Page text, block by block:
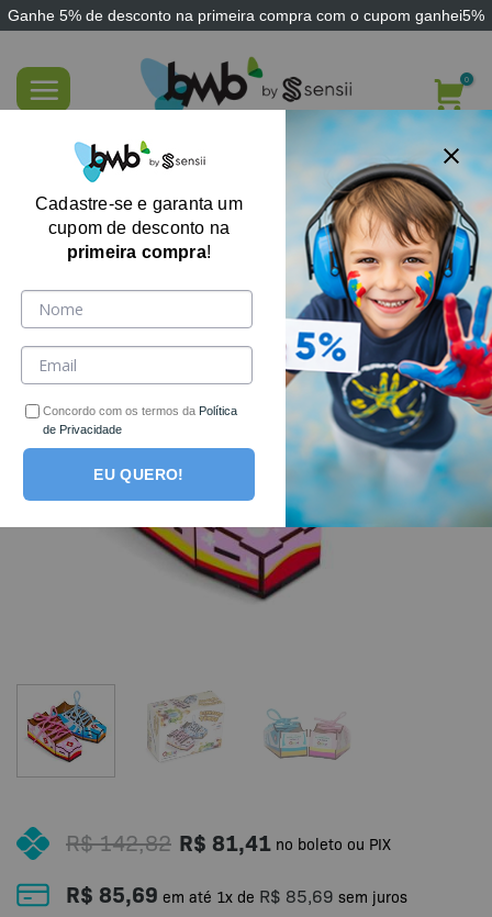
Ganhe 5% de desconto na primeira compra com o cupom ganhei5%
content
Alinhavos Tênis – Brinquedo Educativo
R$142,82 R$ 81,41 no boleto ou PIX
R$ 85,69 em até 1x de R$ 85,69 sem juros
Cadastre-se e garanta um
cupom de desconto na
primeira compra!
Concordo com os termos da Política
de Privacidade
EU QUERO!